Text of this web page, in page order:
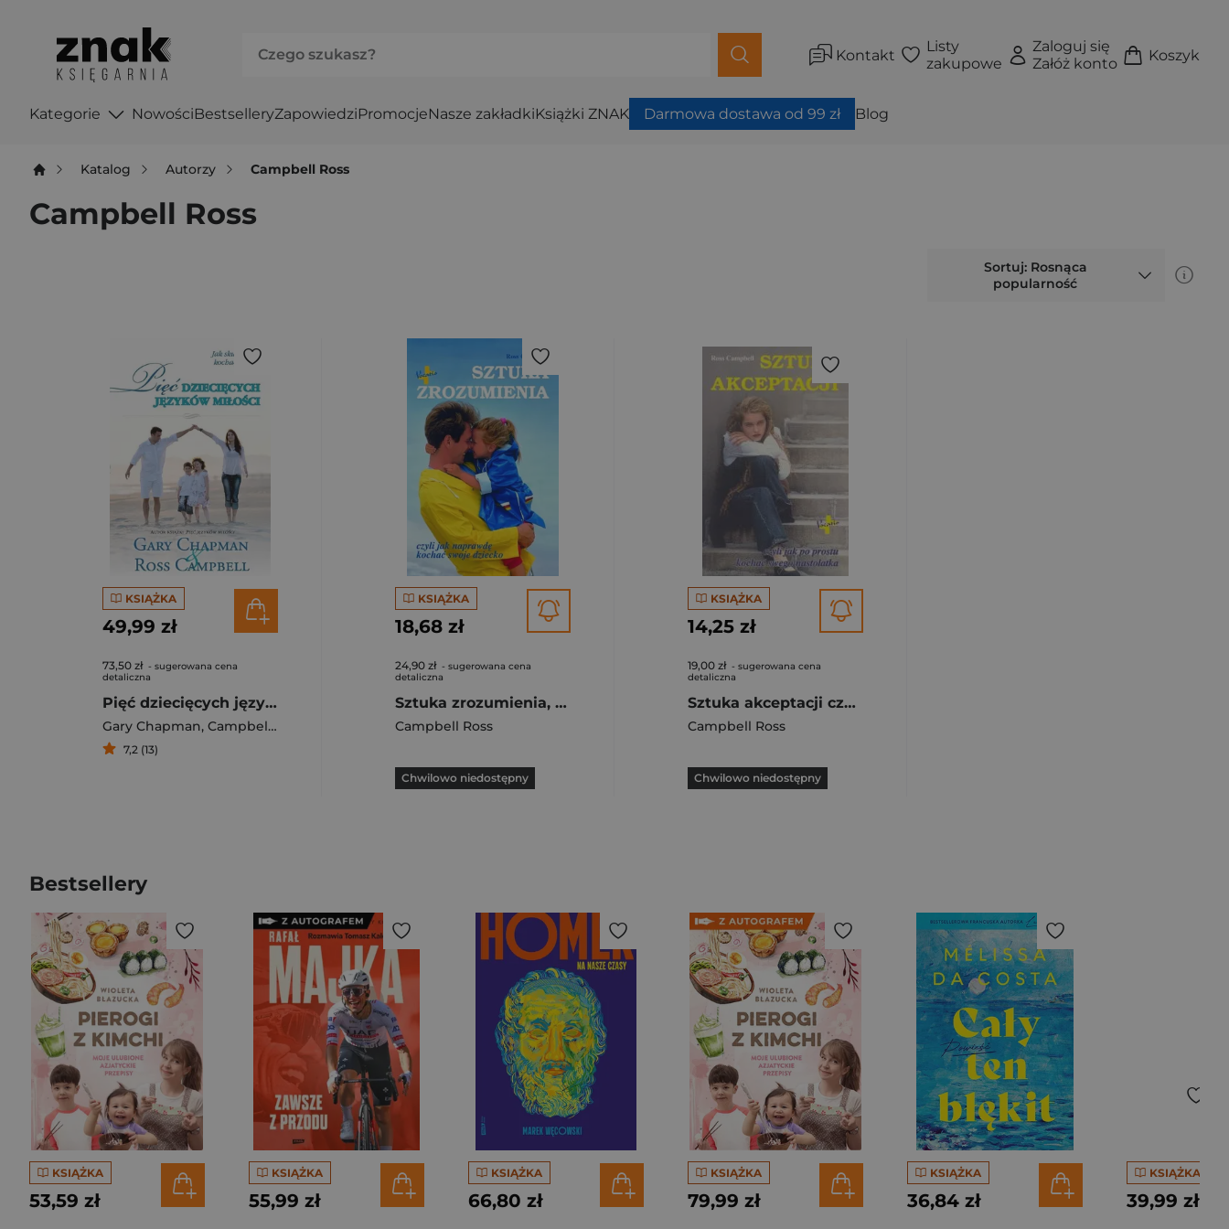
Kontakt
Listy
zakupowe
Zaloguj się
Załóż konto
Koszyk
Kategorie NowościBestselleryZapowiedziPromocjeNasze zakładkiKsiążki ZNAK Darmowa dostawa od 99 zł Blog
Katalog Autorzy Campbell Ross
Campbell Ross
Sortuj: Rosnąca
popularność
KSIĄŻKA
49,99 zł
73,50 zł - sugerowana cena
detaliczna
Pięć dziecięcych języków miłości
Gary Chapman, Campbell Ross
7,2 (13)
KSIĄŻKA
18,68 zł
24,90 zł - sugerowana cena
detaliczna
Sztuka zrozumienia, czyli jak naprawdę kochać swoje dziecko
Campbell Ross
Chwilowo niedostępny
KSIĄŻKA
14,25 zł
19,00 zł - sugerowana cena
detaliczna
Sztuka akceptacji czyli jak po prostu kochać swego nastolatka
Campbell Ross
Chwilowo niedostępny
Bestsellery
KSIĄŻKA
53,59 zł
KSIĄŻKA
55,99 zł
KSIĄŻKA
66,80 zł
KSIĄŻKA
79,99 zł
KSIĄŻKA
36,84 zł
KSIĄŻKA
39,99 zł